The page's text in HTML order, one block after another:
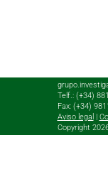
Telf.: (+34)
Fax: (+34)
Aviso legal
Copyright